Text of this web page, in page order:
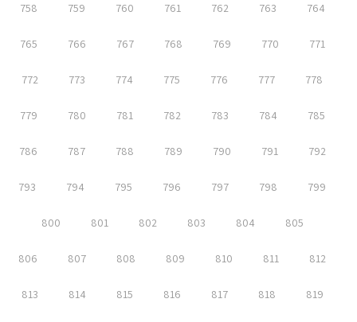
758 759 760 761 762 763 764
765 766 767 768 769 770 771
772 773 774 775 776 777 778
779 780 781 782 783 784 785
786 787 788 789 790 791 792
793 794 795 796 797 798 799
800 801 802 803 804 805
806 807 808 809 810 811 812
813 814 815 816 817 818 819